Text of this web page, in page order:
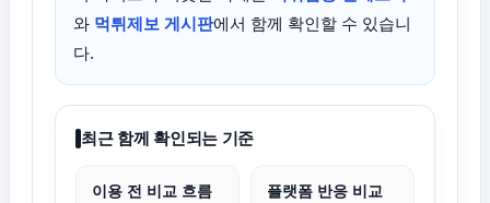
와 먹튀제보 게시판에서 함께 확인할 수 있습니
다.
최근 함께 확인되는 기준
이용 전 비교 흐름
플랫폼 반응 비교